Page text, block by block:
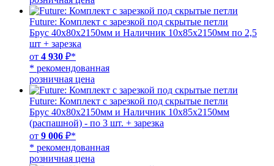
Future: Комплект с зарезкой под скрытые петли
Брус 40х80х2150мм и Наличник 10х85х2150мм по 2,5
шт + зарезка
от 4 930 ₽*
* рекомендованная
розничная цена
Future: Комплект с зарезкой под скрытые петли
Брус 40х80х2150мм и Наличник 10х85х2150мм
(распашной) - по 3 шт. + зарезка
от 9 006 ₽*
* рекомендованная
розничная цена